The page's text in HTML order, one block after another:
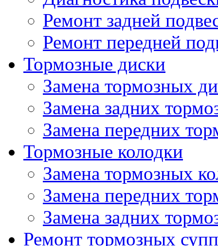
Ремонт задней
Ремонт передней
Тормозные диски
Замена тормозных
Замена задних
Замена передних
Тормозные колодки
Замена тормозных
Замена передних
Замена задних
Ремонт тормозных